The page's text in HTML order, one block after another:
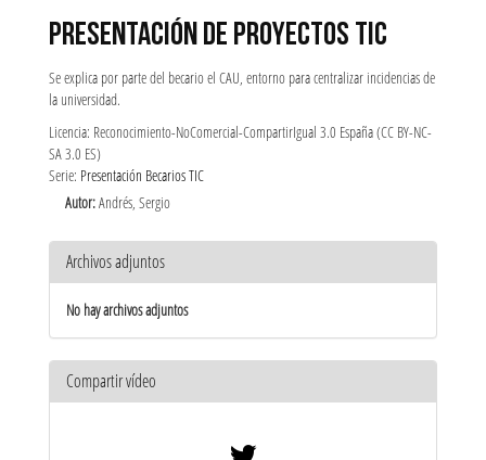
PRESENTACIÓN DE PROYECTOS TIC
Se explica por parte del becario el CAU, entorno para centralizar incidencias de
la universidad.
Licencia: Reconocimiento-NoComercial-CompartirIgual 3.0 España (CC BY-NC-
SA 3.0 ES)
Serie: Presentación Becarios TIC
Autor:Andrés, Sergio
Archivos adjuntos
No hay archivos adjuntos
Compartir vídeo